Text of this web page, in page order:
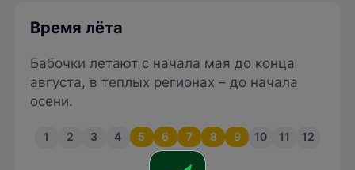
Время лёта
Бабочки летают с начала мая до конца
августа, в теплых регионах – до начала
осени.
1 2 3 4 5 6 7 8 9 10 11 12